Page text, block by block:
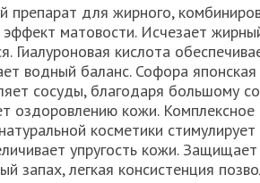
препарат для жирного,
матовости. Исчезает
Гиалуроновая кислота
водный баланс. Софора
сосуды, благодаря большому
оздоровлению кожи. Комплексное
косметики
упругость кожи.
запах, легкая консистенция